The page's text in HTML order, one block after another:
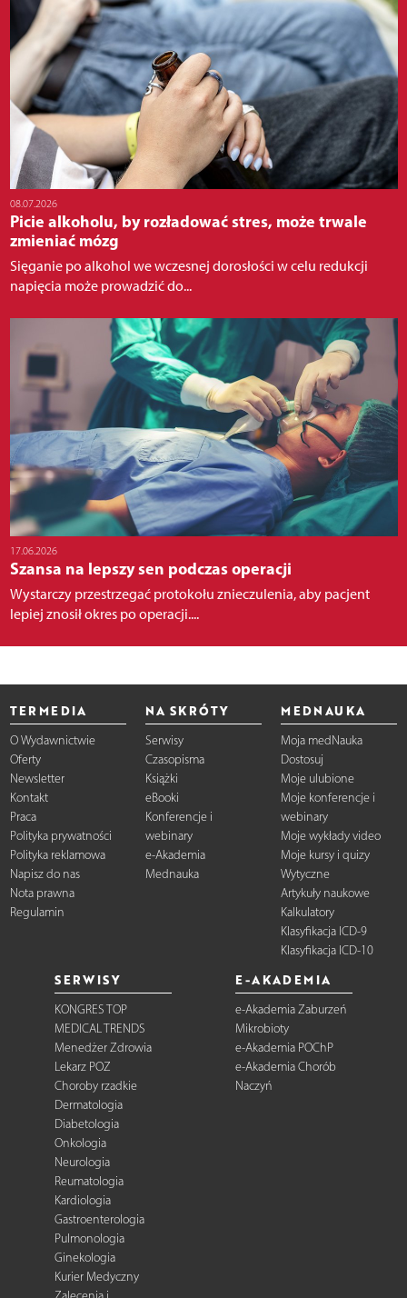
08.07.2026
Picie alkoholu, by rozładować stres, może trwale
zmieniać mózg
Sięganie po alkohol we wczesnej dorosłości w celu redukcji
napięcia może prowadzić do...
17.06.2026
Szansa na lepszy sen podczas operacji
Wystarczy przestrzegać protokołu znieczulenia, aby pacjent
lepiej znosił okres po operacji....
TERMEDIA
O Wydawnictwie
Oferty
Newsletter
Kontakt
Praca
Polityka prywatności
Polityka reklamowa
Napisz do nas
Nota prawna
Regulamin
NA SKRÓTY
Serwisy
Czasopisma
Książki
eBooki
Konferencje i
webinary
e-Akademia
Mednauka
MEDNAUKA
Moja medNauka
Dostosuj
Moje ulubione
Moje konferencje i
webinary
Moje wykłady video
Moje kursy i quizy
Wytyczne
Artykuły naukowe
Kalkulatory
Klasyfikacja ICD-9
Klasyfikacja ICD-10
SERWISY
KONGRES TOP
MEDICAL TRENDS
Menedżer Zdrowia
Lekarz POZ
Choroby rzadkie
Dermatologia
Diabetologia
Onkologia
Neurologia
Reumatologia
Kardiologia
Gastroenterologia
Pulmonologia
Ginekologia
Kurier Medyczny
E-AKADEMIA
e-Akademia Zaburzeń
Mikrobioty
e-Akademia POChP
e-Akademia Chorób
Naczyń